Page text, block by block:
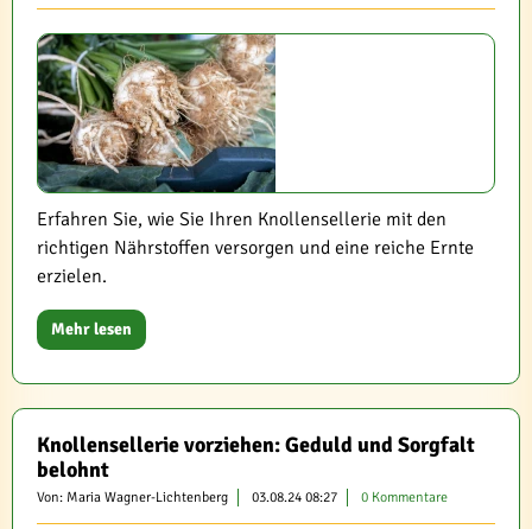
Erfahren Sie, wie Sie Ihren Knollensellerie mit den
richtigen Nährstoffen versorgen und eine reiche Ernte
erzielen.
Mehr lesen
Knollensellerie vorziehen: Geduld und Sorgfalt
belohnt
Von: Maria Wagner-Lichtenberg 03.08.24 08:27 0 Kommentare